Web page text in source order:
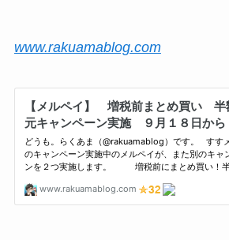
www.rakuamablog.com